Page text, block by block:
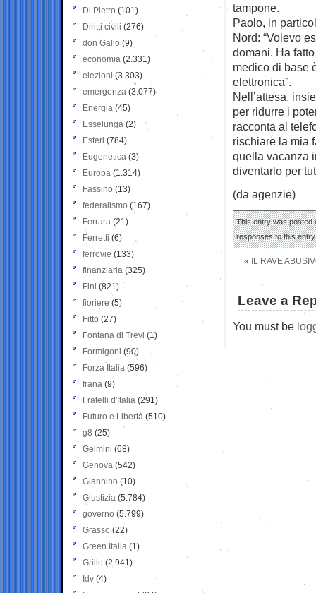
tampone.
Paolo, in
Nord: “Volevo
domani. Ha
medico di base
elettronica”.
Nell’attesa,
per ridurre i
racconta al
rischiare la mia
quella vacanza
diventarlo per
(da agenzie)
This entry was posted
responses to this
« IL RAVE
Leave a
You must be
Di Pietro (101)
Diritti civili (276)
don Gallo (9)
economia (2.331)
elezioni (3.303)
emergenza (3.077)
Energia (45)
Esselunga (2)
Esteri (784)
Eugenetica (3)
Europa (1.314)
Fassino (13)
federalismo (167)
Ferrara (21)
Ferretti (6)
ferrovie (133)
finanziaria (325)
Fini (821)
fioriere (5)
Fitto (27)
Fontana di Trevi (1)
Formigoni (90)
Forza Italia (596)
frana (9)
Fratelli d'Italia (291)
Futuro e Libertà (510)
g8 (25)
Gelmini (68)
Genova (542)
Giannino (10)
Giustizia (5.784)
governo (5.799)
Grasso (22)
Green Italia (1)
Grillo (2.941)
Idv (4)